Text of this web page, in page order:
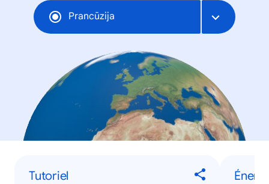
Prancūzija
Tutoriel